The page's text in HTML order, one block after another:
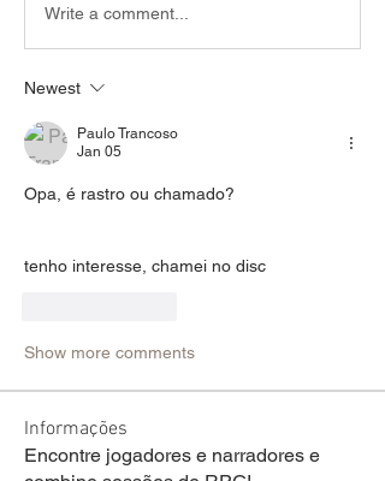
Write a comment...
Newest
Paulo Trancoso
Jan 05
Opa, é rastro ou chamado?
tenho interesse, chamei no disc
Show more comments
Informações
Encontre jogadores e narradores e